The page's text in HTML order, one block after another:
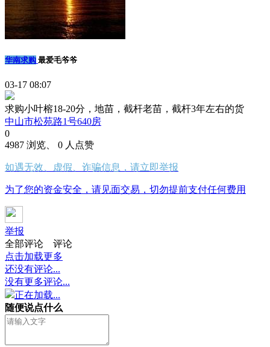
华南求购 最爱毛爷爷
03-17 08:07
求购小叶榕18-20分，地苗，截杆老苗，截杆3年左右的货
中山市松苑路1号640房
0
4987 浏览、 0 人点赞
如遇无效、虚假、诈骗信息，请立即举报
为了您的资金安全，请见面交易，切勿提前支付任何费用
举报
全部评论
评论
点击加载更多
还没有评论...
没有更多评论...
正在加载...
随便说点什么